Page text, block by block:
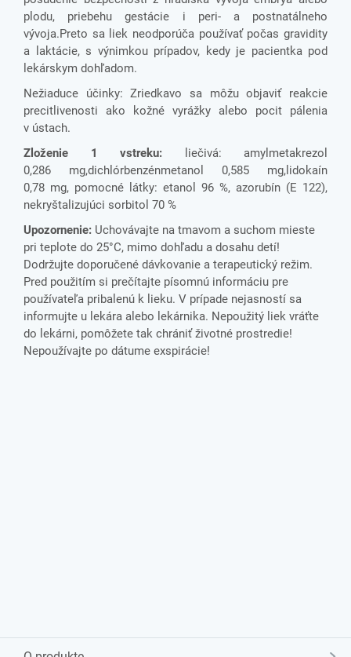
plodu, priebehu gestácie i peri- a postnatálneho
vývoja.Preto sa liek neodporúča používať počas gravidity
a laktácie, s výnimkou prípadov, kedy je pacientka pod
lekárskym dohľadom.
Nežiaduce účinky: Zriedkavo sa môžu objaviť reakcie
precitlivenosti ako kožné vyrážky alebo pocit pálenia
v ústach.
Zloženie 1 vstreku:
liečivá: amylmetakrezol
0,286 mg,dichlórbenzénmetanol 0,585 mg, lidokaín
0,78 mg, pomocné látky: etanol 96 %, azorubín (E 122),
nekryštalizujúci sorbitol 70 %
Upozornenie: Uchovávajte na tmavom a suchom mieste
pri teplote do 25°C, mimo dohľadu a dosahu detí!
Dodržujte doporučené dávkovanie a terapeutický režim.
Pred použitím si prečítajte písomnú informáciu pre
používateľa pribalenú k lieku. V prípade nejasností sa
informujte u lekára alebo lekárnika. Nepoužitý liek vráťte
do lekárni, pomôžete tak chrániť životné prostredie!
Nepoužívajte po dátume exspirácie!